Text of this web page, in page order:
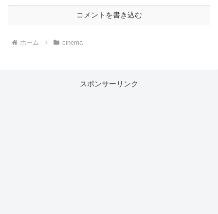
コメントを書き込む
ホーム cinema
スポンサーリンク